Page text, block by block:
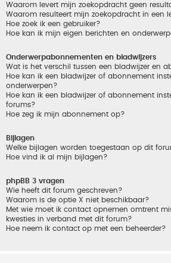
Waarom levert mijn zoekopdracht geen
Waarom resulteert mijn zoekopdracht in een
Hoe zoek ik een gebruiker?
Hoe kan ik mijn eigen berichten en
Onderwerpabonnementen en bladwijzers
Wat is het verschil tussen een bladwijzer en
Hoe kan ik een bladwijzer of abonnement
onderwerpen?
Hoe kan ik een bladwijzer of abonnement
forums?
Hoe zeg ik mijn abonnement op?
Bijlagen
Welke bijlagen worden toegestaan op dit
Hoe vind ik al mijn bijlagen?
phpBB 3 vragen
Wie heeft dit forum geschreven?
Waarom is de optie X niet beschikbaar?
Met wie moet ik contact opnemen omtrent
kwesties in verband met dit forum?
Hoe neem ik contact op met een beheerder?